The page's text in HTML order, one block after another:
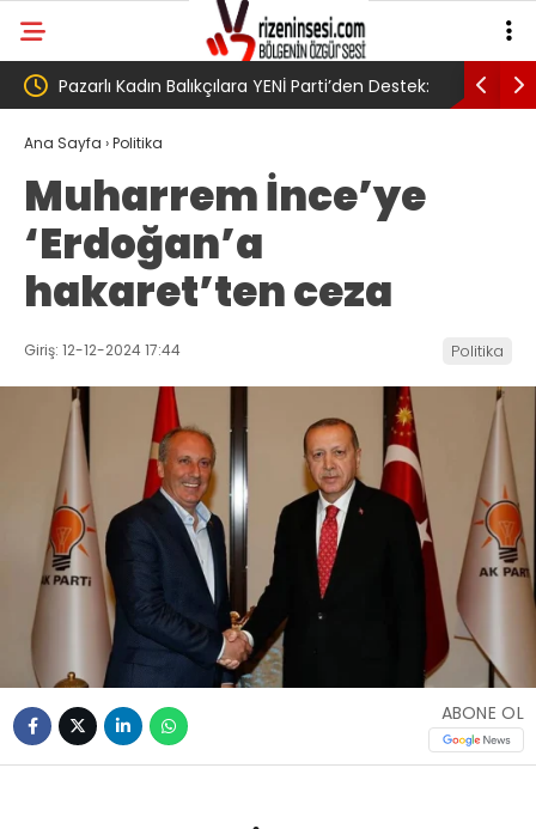
Destek: AV. Süzen “Meclis’e gelen Çerçeve
Yasa Türkiye’de yeni bir başlangıç için
umudumuzun fidesi olmuştur”
Ana Sayfa ›Politika
Muharrem İnce’ye
‘Erdoğan’a
hakaret’ten ceza
Giriş: 12-12-2024 17:44 Politika
ABONE OL